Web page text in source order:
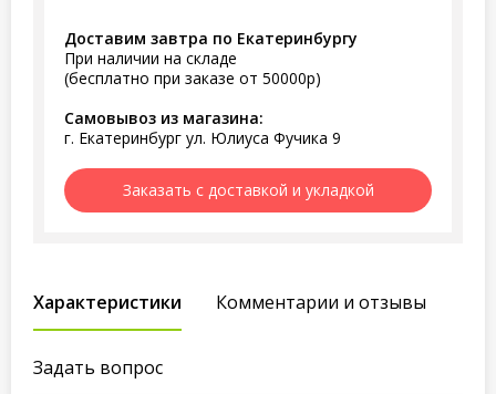
Доставим завтра по Екатеринбургу
При наличии на складе
(бесплатно при заказе от 50000р)
Самовывоз из магазина:
г. Екатеринбург ул. Юлиуса Фучика 9
Заказать с доставкой и укладкой
Характеристики Комментарии и отзывы
Задать вопрос